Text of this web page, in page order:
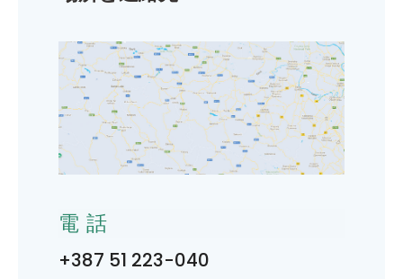
電話
+387 51 223-040